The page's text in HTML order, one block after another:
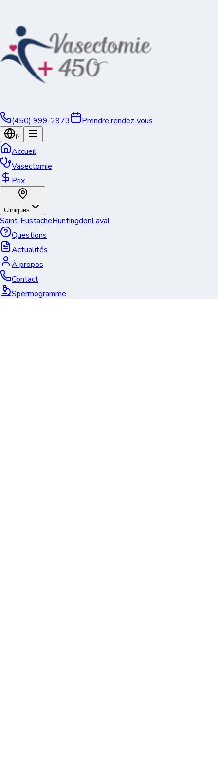
(450) 999-2973 Prendre rendez-vous
fr
Accueil
Vasectomie
Prix
Cliniques
Saint-EustacheHuntingdonLaval
Questions
Actualités
À propos
Contact
Spermogramme